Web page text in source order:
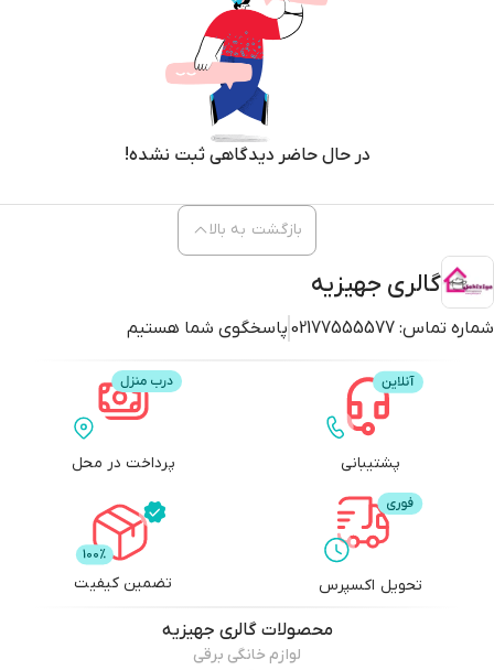
در حال حاضر دیدگاهی ثبت نشده!
گالری جهیزیه
شماره تماس: 02177555577 پاسخگوی شما هستیم
بازگشت به بالا
پشتیبانی پرداخت در محل
تحویل اکسپرس تضمین کیفیت
محصولاتگالری جهیزیه
لوازم خانگی برقی